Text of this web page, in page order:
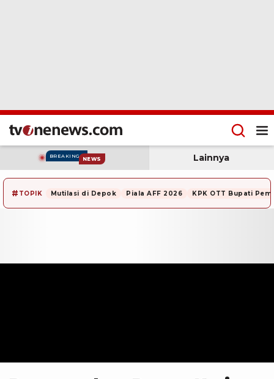
BREAKING NEWS Lainnya
# TOPIK Mutilasi di Depok Piala AFF 2026 KPK OTT Bupati